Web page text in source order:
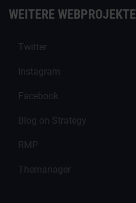
WEITERE WEBPROJEKTE
Twitter
Instagram
Facebook
Blog on Strategy
RMP
Themanager